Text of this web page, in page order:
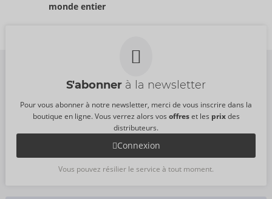
monde entier
S'abonner à la newsletter
Pour vous abonner à notre newsletter, merci de vous inscrire dans la
boutique en ligne. Vous verrez alors vos offreset les prixdes
distributeurs.
Connexion
Vous pouvez résilier le service à tout moment.